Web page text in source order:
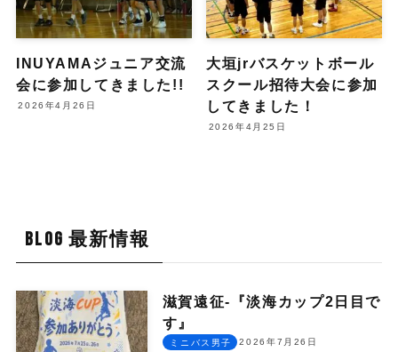
INUYAMAジュニア交流
会に参加してきました!!
2026年4月26日
大垣jrバスケットボール
スクール招待大会に参加
してきました！
2026年4月25日
BLOG 最新情報
滋賀遠征-『淡海カップ2日目で
す』
2026年7月26日
ミニバス男子